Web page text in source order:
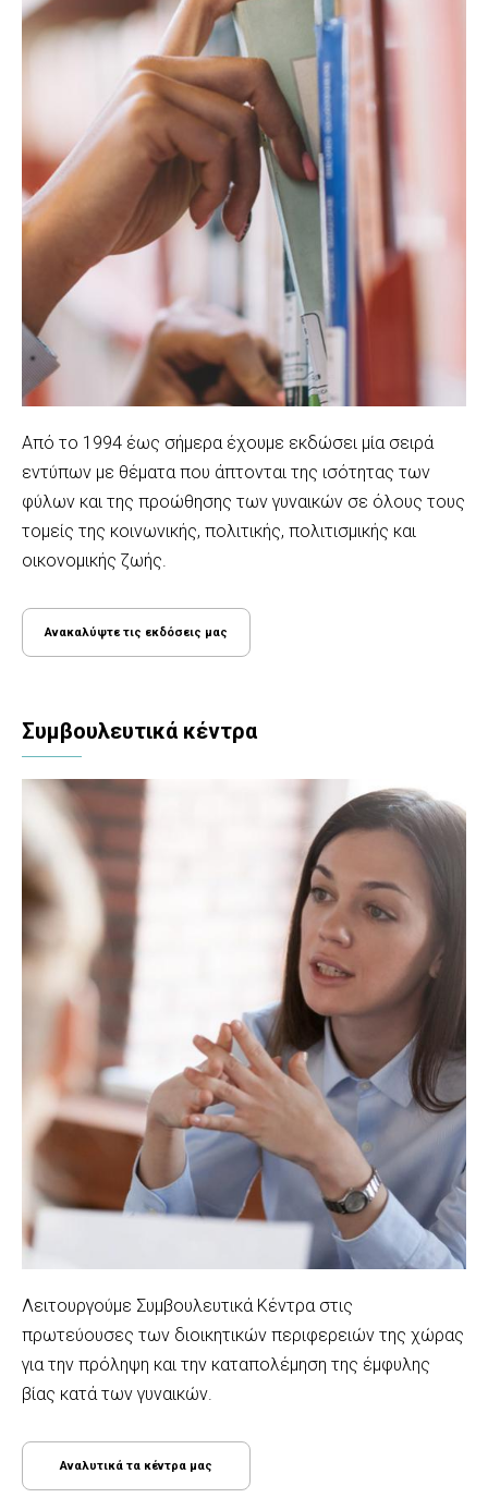
Από το 1994 έως σήμερα έχουμε εκδώσει μία σειρά
εντύπων με θέματα που άπτονται της ισότητας των
φύλων και της προώθησης των γυναικών σε όλους τους
τομείς της κοινωνικής, πολιτικής, πολιτισμικής και
οικονομικής ζωής.
Ανακαλύψτε τις εκδόσεις μας
Συμβουλευτικά κέντρα
Λειτουργούμε Συμβουλευτικά Κέντρα στις
πρωτεύουσες των διοικητικών περιφερειών της χώρας
για την πρόληψη και την καταπολέμηση της έμφυλης
βίας κατά των γυναικών.
Αναλυτικά τα κέντρα μας